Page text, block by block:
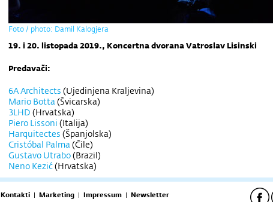
Foto / photo: Damil Kalogjera
19. i 20. listopada 2019., Koncertna dvorana Vatroslav Lisinski
Predavači:
6A Architects (Ujedinjena Kraljevina)
Mario Botta(Švicarska)
3LHD (Hrvatska)
Piero Lissoni (Italija)
Harquitectes (Španjolska)
Cristóbal Palma(Čile)
Gustavo Utrabo(Brazil)
Neno Kezić(Hrvatska)
Kontakti | Marketing | Impressum | Newsletter